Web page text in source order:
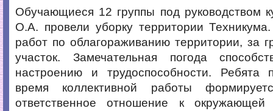
Обучающиеся 12 группы под руководством
О.А. провели уборку территории
работ по облагораживанию территории, за
участок. Замечательная погода
настроению и трудоспособности. Ребята
время коллективной работы
ответственное отношение к